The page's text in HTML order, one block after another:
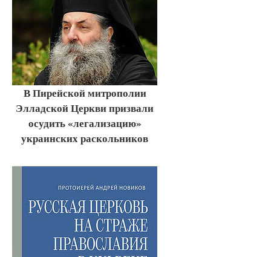
В Пирейской митрополии
Элладской Церкви призвали
осудить «легализацию»
украинских раскольников